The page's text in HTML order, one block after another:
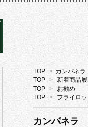
TOP > カンパネラ
TOP > 新着商品
TOP >
お勧め
TOP > フライロ
カンパネラ